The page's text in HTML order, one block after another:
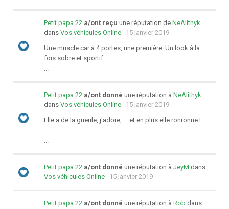
Petit papa 22 a/ont reçu une réputation de NeAlithyk
dans Vos véhicules Online
15 janvier 2019
Une muscle car à 4 portes, une première. Un look à la
fois sobre et sportif.
...
Petit papa 22 a/ont donné une réputation à NeAlithyk
dans Vos véhicules Online
15 janvier 2019
Elle a de la gueule, j'adore, ... et en plus elle ronronne !
...
Petit papa 22 a/ont donné une réputation à JeyM dans
Vos véhicules Online
15 janvier 2019
Petit papa 22 a/ont donné une réputation à Rob dans